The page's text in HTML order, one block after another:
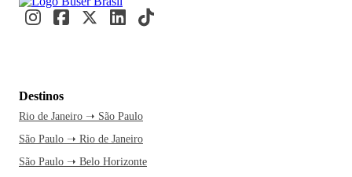
Destinos
Rio de Janeiro ➝ São Paulo
São Paulo ➝ Rio de Janeiro
São Paulo ➝ Belo Horizonte